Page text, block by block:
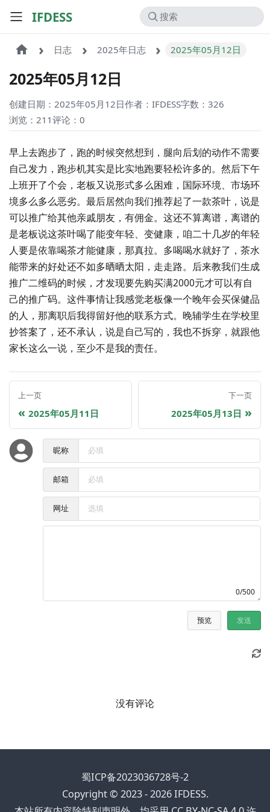
IFDESS
日志 2025年日志 2025年05月12日
2025年05月12日
创建日期：2025年05月12日作者：IFDESS字数：326
浏览：211评论：0
早上去跑步了，跑的时候突然想到，腿向后划的动作不需要
自己发力，跑步机其实是比实地跑要轻松许多的。然后下午
上班开了个会，老板又说形式多么困难，国际环境、市场环
境多么多么恶劣。最后居然向我们推荐起了一款茶叶，说是
可以推广给其他亲戚朋友，有佣金。这还不算离谱，离谱的
是老板说这茶叶喝了能变年轻、变健康，咱二十几岁的年轻
人要是依靠喝茶才能健康，那真拉。多喝喝水就好了，茶水
能带来的好处还不如多晒晒太阳，走走路。后来教我们生成
推广二维码的时候，才发现要先购买满2000元才可以有自
己的推广码。这件事情让我感觉老板像一个晚年会买保健品
的人，那离职后我得留好他的联系方式。晚辅学生在学校里
抄答案了，还不承认，说是自己写的，我也不拆穿，就跟他
家长这么一说，至少不是我的责任。
上一页
2025年05月11日
下一页
2025年05月13日
昵称
邮箱
网址
0/500
预览 发送
没有评论
蜀ICP备2023036728号-2
Copyright © 2023 - 2026 IFDESS.